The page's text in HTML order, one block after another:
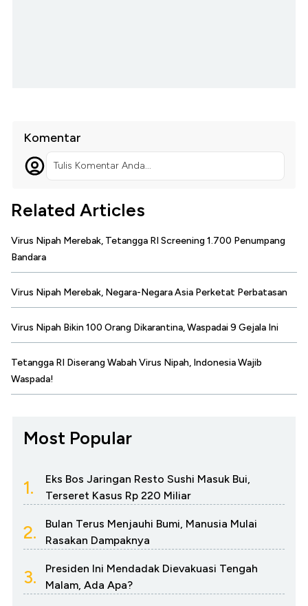
Komentar
Tulis Komentar Anda...
Related Articles
Virus Nipah Merebak, Tetangga RI Screening 1.700 Penumpang
Bandara
Virus Nipah Merebak, Negara-Negara Asia Perketat Perbatasan
Virus Nipah Bikin 100 Orang Dikarantina, Waspadai 9 Gejala Ini
Tetangga RI Diserang Wabah Virus Nipah, Indonesia Wajib
Waspada!
Most Popular
1.
Eks Bos Jaringan Resto Sushi Masuk Bui,
Terseret Kasus Rp 220 Miliar
2.
Bulan Terus Menjauhi Bumi, Manusia Mulai
Rasakan Dampaknya
3.
Presiden Ini Mendadak Dievakuasi Tengah
Malam, Ada Apa?